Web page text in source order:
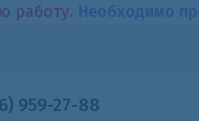
работу.
959-27-88